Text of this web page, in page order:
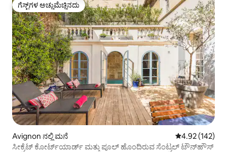
ಗೆಸ್ಟ್‌ಗಳ ಅಚ್ಚುಮೆಚ್ಚಿನದು
ಗೆಸ್ಟ್‌ಗಳ ಅಚ್ಚುಮೆಚ್ಚಿನದು
Avignon ನಲ್ಲಿ ಮನೆ 5 ರಲ್ಲಿ 4.92
4.92 (142)
ಸೀಕ್ರೆಟ್ ಕೋರ್ಟ್‌ಯಾರ್ಡ್ ಮತ್ತು ಪೂಲ್ ಹೊಂದಿರುವ ಸೆಂಟ್ರಲ್ ಟೌನ್‌ಹೌಸ್